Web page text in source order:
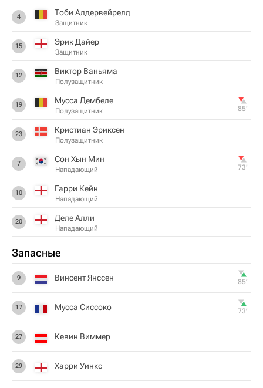
4 Тоби Алдервейрелд
Защитник
15 Эрик Дайер
Защитник
12 Виктор Ваньяма
Полузащитник
19 Мусса Дембеле
Полузащитник 85‎’‎
23 Кристиан Эриксен
Полузащитник
7 Сон Хын Мин
Нападающий 73‎’‎
10 Гарри Кейн
Нападающий
20 Деле Алли
Нападающий
Запасные
9 Винсент Янссен 85‎’‎
17 Мусса Сиссоко 73‎’‎
27 Кевин Виммер
29 Харри Уинкс